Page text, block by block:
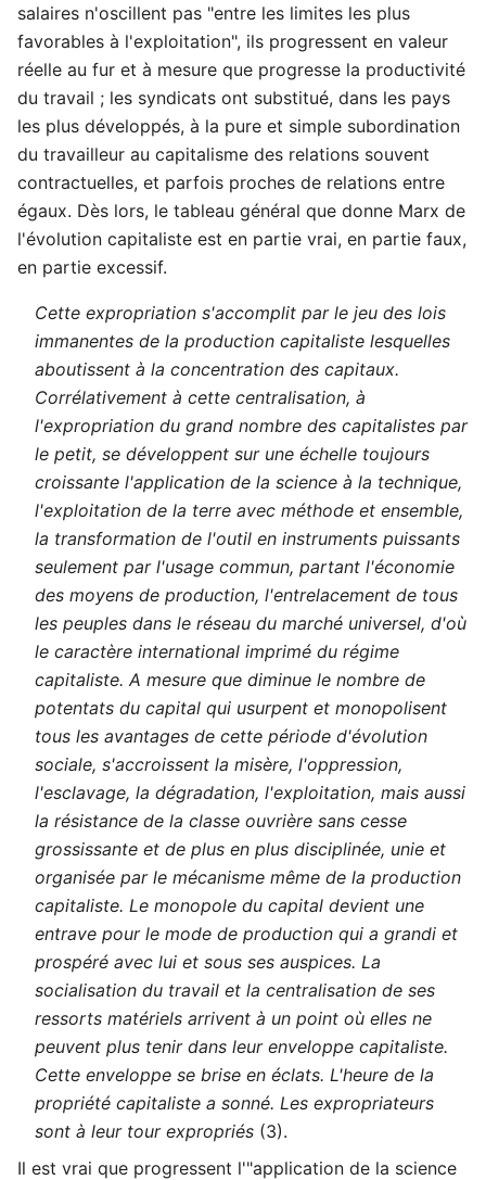
salaires n'oscillent pas "entre les limites les plus
favorables à l'exploitation", ils progressent en valeur
réelle au fur et à mesure que progresse la productivité
du travail ; les syndicats ont substitué, dans les pays
les plus développés, à la pure et simple subordination
du travailleur au capitalisme des relations souvent
contractuelles, et parfois proches de relations entre
égaux. Dès lors, le tableau général que donne Marx de
l'évolution capitaliste est en partie vrai, en partie faux,
en partie excessif.
Cette expropriation s'accomplit par le jeu des lois
immanentes de la production capitaliste lesquelles
aboutissent à la concentration des capitaux.
Corrélativement à cette centralisation, à
l'expropriation du grand nombre des capitalistes par
le petit, se développent sur une échelle toujours
croissante l'application de la science à la technique,
l'exploitation de la terre avec méthode et ensemble,
la transformation de l'outil en instruments puissants
seulement par l'usage commun, partant l'économie
des moyens de production, l'entrelacement de tous
les peuples dans le réseau du marché universel, d'où
le caractère international imprimé du régime
capitaliste. A mesure que diminue le nombre de
potentats du capital qui usurpent et monopolisent
tous les avantages de cette période d'évolution
sociale, s'accroissent la misère, l'oppression,
l'esclavage, la dégradation, l'exploitation, mais aussi
la résistance de la classe ouvrière sans cesse
grossissante et de plus en plus disciplinée, unie et
organisée par le mécanisme même de la production
capitaliste. Le monopole du capital devient une
entrave pour le mode de production qui a grandi et
prospéré avec lui et sous ses auspices. La
socialisation du travail et la centralisation de ses
ressorts matériels arrivent à un point où elles ne
peuvent plus tenir dans leur enveloppe capitaliste.
Cette enveloppe se brise en éclats. L'heure de la
propriété capitaliste a sonné. Les expropriateurs
sont à leur tour expropriés (3).
Il est vrai que progressent l'"application de la science